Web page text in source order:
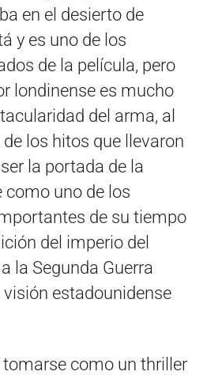
en el desierto de
y es uno de los
de la película, pero
londinense es mucho
del arma, al
los hitos que llevaron
la portada de la
uno de los
de su tiempo
del imperio del
la Segunda Guerra
estadounidense
tomarse como un thriller